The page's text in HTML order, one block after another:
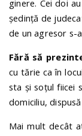
ginere. Cei doi
ședință de
de un agresor s-
Fără să
cu tărie ca în
sta și soțul fiicei
domiciliu,
Mai mult decât